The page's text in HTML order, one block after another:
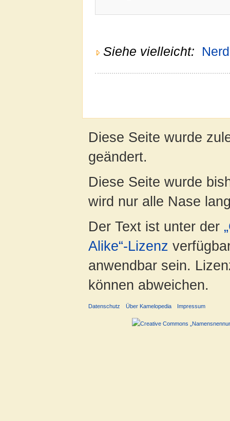
Siehe vielleicht: Nerd
Diese Seite wurde
geändert.
Diese Seite wurde
wird nur alle Nase
Der Text ist unter der
Alike“-Lizenz
anwendbar sein.
können abweichen.
Datenschutz Über Kamelopedia Impressum